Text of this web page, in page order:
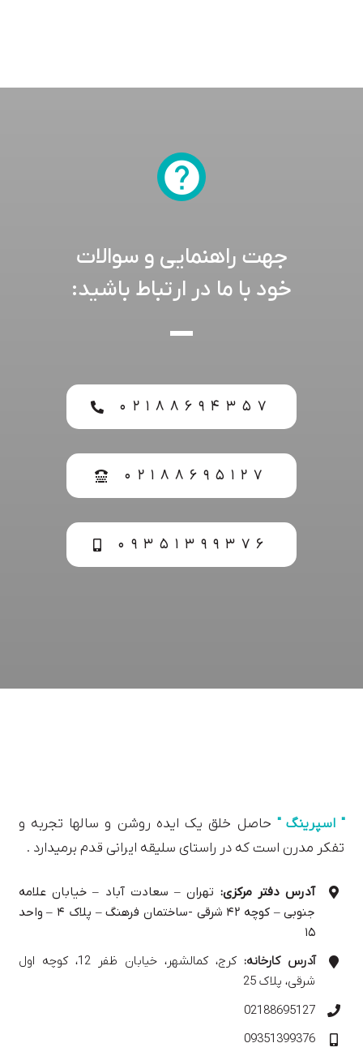
جهت راهنمایی و سوالات
خود با ما در ارتباط باشید:
۰۲۱۸۸۶۹۴۳۵۷
۰۲۱۸۸۶۹۵۱۲۷
۰۹۳۵۱۳۹۹۳۷۶
" اسپرینگ " حاصل خلق یک ایده روشن و سالها تجربه و
تفکر مدرن است که در راستای سلیقه ایرانی قدم برمیدارد .
آدرس دفتر مرکزی: تهران – سعادت آباد – خیابان علامه
جنوبی – کوچه ۴۲ شرقی -ساختمان فرهنگ – پلاک ۴ – واحد
۱۵
آدرس کارخانه:
کرج، کمالشهر، خیابان ظفر 12، کوچه اول
شرقی، پلاک 25
02188695127
09351399376